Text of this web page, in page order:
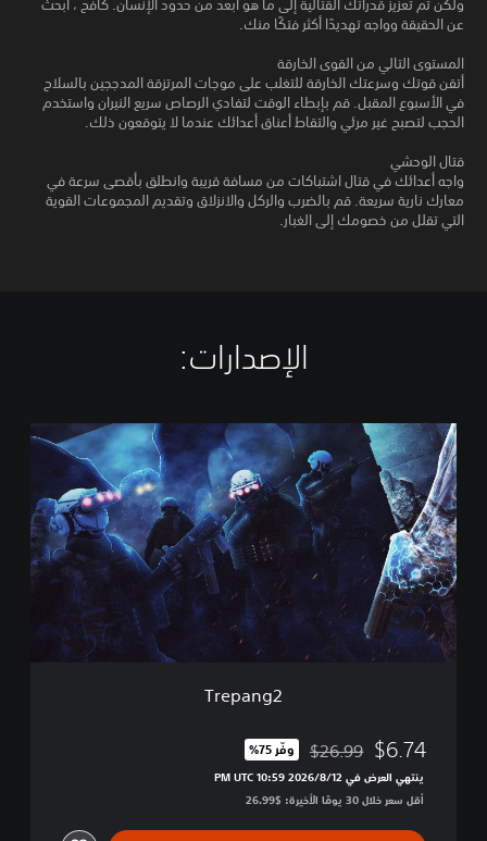
ولكن تم تعزيز قدراتك القتالية إلى ما هو أبعد من حدود الإنسان. كافح ، ابحث
عن الحقيقة وواجه تهديدًا أكثر فتكًا منك.
المستوى التالي من القوى الخارقة
أتقن قوتك وسرعتك الخارقة للتغلب على موجات المرتزقة المدججين بالسلاح
في الأسبوع المقبل. قم بإبطاء الوقت لتفادي الرصاص سريع النيران واستخدم
الحجب لتصبح غير مرئي والتقاط أعناق أعدائك عندما لا يتوقعون ذلك.
قتال الوحشي
واجه أعدائك في قتال اشتباكات من مسافة قريبة وانطلق بأقصى سرعة في
معارك نارية سريعة. قم بالضرب والركل والانزلاق وتقديم المجموعات القوية
التي تقلل من خصومك إلى الغبار.
الإصدارات:‏
T
r
e
p
a
n
g
2
Trepang2
$6.74 مخصوم من السعر الأصلي البالغ $26.99‏
$26.99 وفّر 75%‏
ينتهي العرض في 12‏/8‏/2026 10:59 PM UTC‏
أقل سعر خلال 30 يومًا الأخيرة: $26.99‏